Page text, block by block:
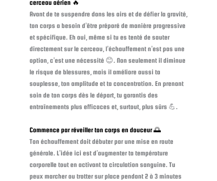
cerceau aérien 🔥
Avant de te suspendre dans les airs et de défier la gravité,
ton corps a besoin d’être préparé de manière progressive
et spécifique. Eh oui, même si tu es tenté de sauter
directement sur le cerceau, l’échauffement n’est pas une
option, c’est une nécessité 😊. Non seulement il diminue
le risque de blessures, mais il améliore aussi ta
souplesse, ton amplitude et ta concentration. En prenant
soin de ton corps dès le départ, tu garantis des
entraînements plus efficaces et, surtout, plus sûrs 💪.
Commence par réveiller ton corps en douceur 🌅
Ton échauffement doit débuter par une mise en route
générale. L’idée ici est d’augmenter ta température
corporelle tout en activant ta circulation sanguine. Tu
peux marcher ou trotter sur place pendant 2 à 3 minutes